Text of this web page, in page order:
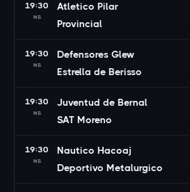
19:30
NS
Atletico Pilar
Provincial
19:30
NS
Defensores Glew
Estrella de Berisso
19:30
NS
Juventud de Bernal
SAT Moreno
19:30
NS
Nautico Hacoaj
Deportivo Metalurgico